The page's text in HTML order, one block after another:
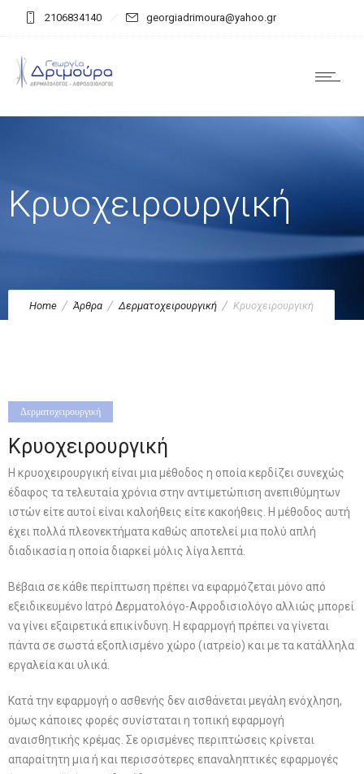
2106834140 georgiadrimoura@yahoo.gr
Κρυοχειρουργική
Home Άρθρα Δερματοχειρουργική Κρυοχειρουργική
Δερματοχειρουργική
Κρυοχειρουργική
Η κρυοχειρουργική είναι μια μέθοδος η οποία κερδίζει συνεχώς
έδαφος τα τελευταία χρόνια στην αντιμετώπιση ανεπιθύμητων
ιστών είτε αυτοί είναι καλοήθεις είτε κακοήθεις. Η μέθοδος αυτή
έχει πολλά πλεονεκτήματα καθώς αποτελεί μια πολύ απλή
διαδικασία η οποία διαρκεί μόλις λίγα λεπτά.
Βέβαια σε κάθε περίπτωση πρέπει να εφαρμόζεται μόνο από
εξειδικευμένο Ιατρό Δερματολόγο-Αφροδισιολόγο αλλιώς μπορεί
να γίνει εξαιρετικά επικίνδυνη. Η εφαρμογή πρέπει να γίνεται
πάντα σε σωστά εξοπλισμένο χώρο (ιατρείο) και με τα κατάλληλα
εργαλεία και υλικά.
Κατά την εφαρμογή ο ασθενής δεν αισθάνεται μεγάλη ενόχληση,
όμως κάποιες φορές συνίσταται η τοπική εφαρμογή
αναισθητικής κρέμας. Σε ορισμένες περιπτώσεις κρίνεται
απαραίτητη μια ή και περισσότερες επαναληπτικές εφαρμογές